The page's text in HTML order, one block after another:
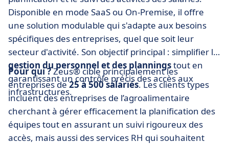
Disponible en mode SaaS ou On-Premise, il offre
une solution modulable qui s'adapte aux besoins
spécifiques des entreprises, quel que soit leur
secteur d'activité. Son objectif principal : simplifier la
gestion du personnel et des planningstout en
garantissant un contrôle précis des accès aux
infrastructures.
Pour qui ?Zeus® cible principalement les
entreprises de25 à 500 salariés. Les clients types
incluent des entreprises de l’agroalimentaire
cherchant à gérer efficacement la planification des
équipes tout en assurant un suivi rigoureux des
accès, mais aussi des services RH qui souhaitent